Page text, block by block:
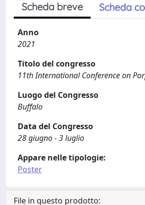
Scheda breve Scheda
Anno
2021
Titolo del congresso
11th International Conference on
Luogo del Congresso
Buffalo
Data del Congresso
28 giugno - 3 luglio
Appare nelle tipologie:
Poster
File in questo prodotto: